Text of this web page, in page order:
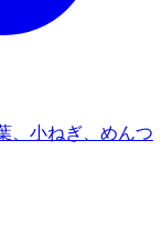
、小ねぎ、めんつ